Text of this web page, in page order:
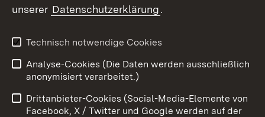
Youtube
Impressum
Kontakt
Barrierefreiheit
Datenschutz
unserer Datenschutzerklärung.
Technisch notwendige Cookies
Analyse-Cookies (Die Daten werden ausschließlich
anonymisiert verarbeitet.)
Drittanbieter-Cookies (Social-Media-Elemente von
Facebook, X / Twitter und Google werden auf der